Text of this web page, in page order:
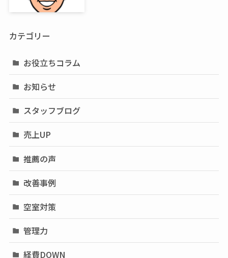
カテゴリー
お役立ちコラム
お知らせ
スタッフブログ
売上UP
推薦の声
改善事例
空室対策
管理力
経費DOWN